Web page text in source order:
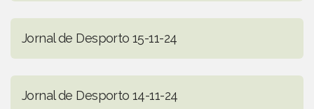
Jornal de Desporto 15-11-24
Jornal de Desporto 14-11-24